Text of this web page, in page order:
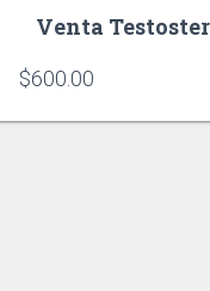
Venta
$600.00